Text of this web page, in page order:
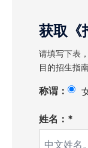
获取《
请填写下表
目的招生指南
称谓：
姓名：*